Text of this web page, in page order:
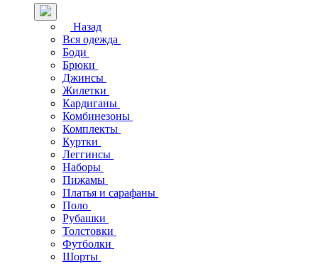
Назад
Вся одежда
Боди
Брюки
Джинсы
Жилетки
Кардиганы
Комбинезоны
Комплекты
Куртки
Леггинсы
Наборы
Пижамы
Платья и сарафаны
Поло
Рубашки
Толстовки
Футболки
Шорты